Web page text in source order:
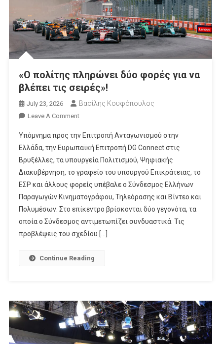
«Ο πολίτης πληρώνει δύο φορές για να
βλέπει τις σειρές»!
July 23, 2026 Βασίλης Κουφόπουλος
Leave A CommentOn
Πολίτης
Πληρώνει
Δύο
Φορές
Για
Να
Βλέπει
Υπόμνημα προς την Επιτροπή Ανταγωνισμού στην
Ελλάδα, την Ευρωπαϊκή Επιτροπή DG Connect στις
Βρυξέλλες, τα υπουργεία Πολιτισμού, Ψηφιακής
Διακυβέρνηση, το γραφείο του υπουργού Επικράτειας, το
ΕΣΡ και άλλους φορείς υπέβαλε ο Σύνδεσμος Ελλήνων
Παραγωγών Κινηματογράφου, Τηλεόρασης και Βίντεο και
Πολυμέσων. Στο επίκεντρο βρίσκονται δύο γεγονότα, τα
οποία ο Σύνδεσμος αντιμετωπίζει συνδυαστικά. Τις
προβλέψεις του σχεδίου […]
Continue Reading